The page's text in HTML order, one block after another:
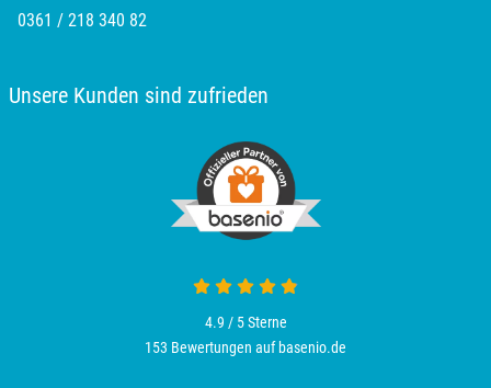
0361 / 218 340 82
Unsere Kunden sind zufrieden
4.9 von 5
4.9 / 5Sterne
153 Bewertungen auf basenio.de
Jena